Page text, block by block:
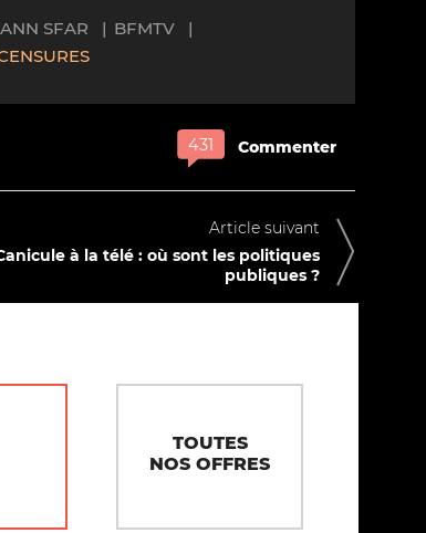
SFAR
BFMTV
Commenter
Article suivant
à la télé : où sont les politiques
publiques ?
TOUTES
NOS OFFRES